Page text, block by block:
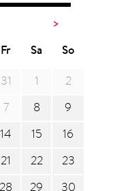
>
Fr Sa So
31 1 2
7 8 9
14 15 16
21 22 23
28 29 30